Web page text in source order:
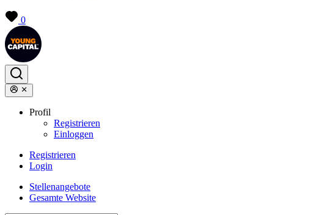
0
Profil
Registrieren
Einloggen
Registrieren
Login
Stellenangebote
Gesamte Website